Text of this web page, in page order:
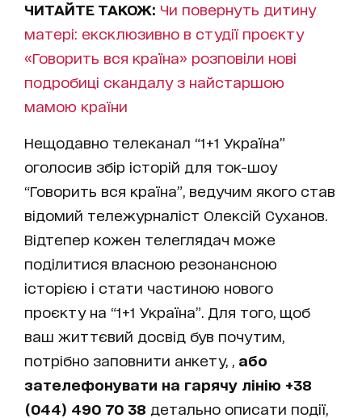
ЧИТАЙТЕ ТАКОЖ: Чи повернуть дитину
матері: ексклюзивно в студії проєкту
«Говорить вся країна» розповіли нові
подробиці скандалу з найстаршою
мамою країни
Нещодавно телеканал “1+1 Україна”
оголосив збір історій для ток-шоу
“Говорить вся країна”, ведучим якого став
відомий тележурналіст Олексій Суханов.
Відтепер кожен телеглядач може
поділитися власною резонансною
історією і стати частиною нового
проєкту на “1+1 Україна”. Для того, щоб
ваш життєвий досвід був почутим,
потрібно заповнити анкету, ,
або
зателефонувати на гарячу лінію +38
(044) 490 70 38 детально описати події,